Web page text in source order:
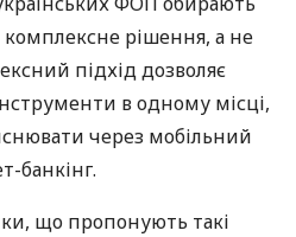
рішення, а не
підхід дозволяє
в одному місці,
через мобільний
банкінг.
що пропонують такі